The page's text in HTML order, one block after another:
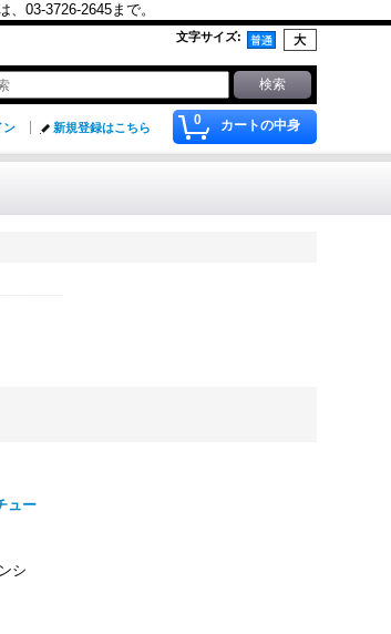
03-3726-2645まで。
文字サイズ:
0 カートの中身
ン 新規登録はこちら
ュー
シ